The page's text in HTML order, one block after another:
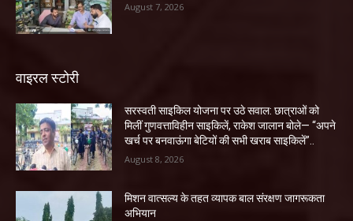
August 7, 2026
वाइरल स्टोरी
सरस्वती साइकिल योजना पर उठे सवाल: छात्राओं को
मिलीं गुणवत्ताविहीन साइकिलें, राकेश जालान बोले— “अपने
खर्च पर बनवाऊंगा बेटियों की सभी खराब साइकिलें”..
August 8, 2026
मिशन वात्सल्य के तहत व्यापक बाल संरक्षण जागरूकता
अभियान